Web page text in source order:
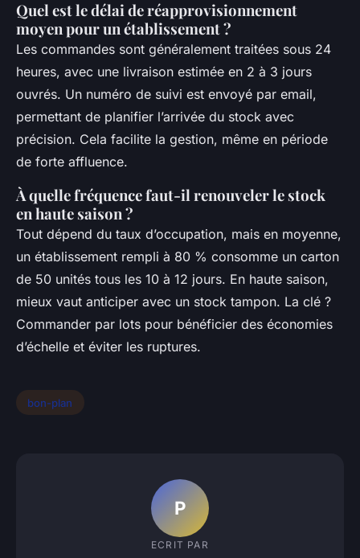
Quel est le délai de réapprovisionnement
moyen pour un établissement ?
Les commandes sont généralement traitées sous 24
heures, avec une livraison estimée en 2 à 3 jours
ouvrés. Un numéro de suivi est envoyé par email,
permettant de planifier l’arrivée du stock avec
précision. Cela facilite la gestion, même en période
de forte affluence.
À quelle fréquence faut-il renouveler le stock
en haute saison ?
Tout dépend du taux d’occupation, mais en moyenne,
un établissement rempli à 80 % consomme un carton
de 50 unités tous les 10 à 12 jours. En haute saison,
mieux vaut anticiper avec un stock tampon. La clé ?
Commander par lots pour bénéficier des économies
d’échelle et éviter les ruptures.
bon-plan
P
ECRIT PAR